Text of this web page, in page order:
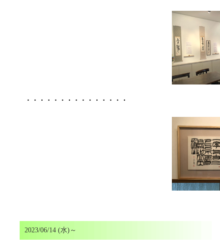
・・・・・・・・・・・・・・・
2023/06/14 (水)～